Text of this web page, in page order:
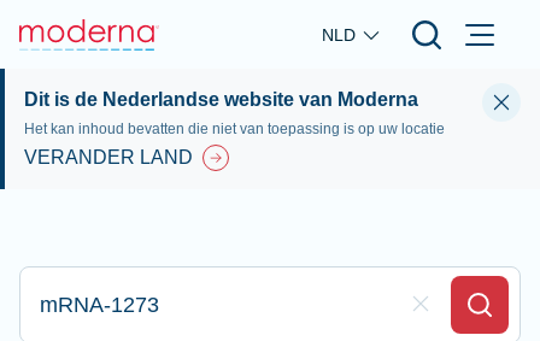
Skip to main content
NLD
Dit is de Nederlandse website van Moderna
Het kan inhoud bevatten die niet van toepassing is op uw locatie
VERANDER LAND
Typ hier om te zoeken
Clear Field
Search